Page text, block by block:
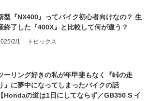
型『NX400』ってバイク初心者向けなの？ 生
終了した『400X』と比較して何が違う？
2/1 トピックス
ーリング好きの私が年甲斐もなく『峠の走
』に夢中になってしまったバイクの話
【Hondaの道は1日にしてならず／GB350 S イ